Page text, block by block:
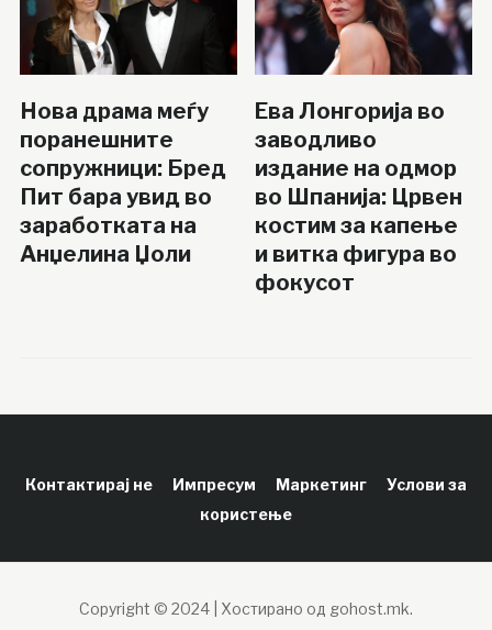
Нова драма меѓу
поранешните
сопружници: Бред
Пит бара увид во
заработката на
Анџелина Џоли
Ева Лонгорија во
заводливо
издание на одмор
во Шпанија: Црвен
костим за капење
и витка фигура во
фокусот
Контактирај не Импресум Маркетинг
Услови за
користење
Copyright © 2024 | Хостирано од gohost.mk.